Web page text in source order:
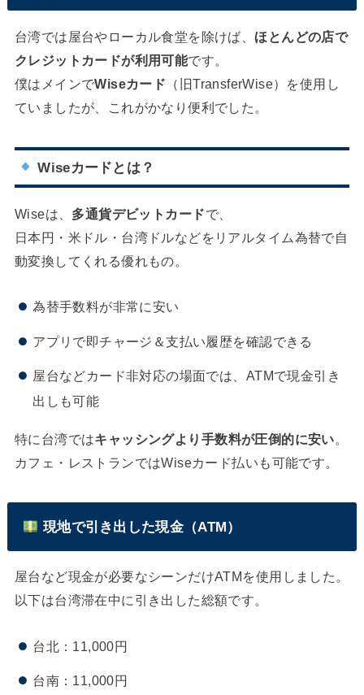
台湾では屋台やローカル食堂を除けば、 ほとんどの店で
クレジットカードが利用可能です。
僕はメインでWiseカード （旧TransferWise）を使用し
ていましたが、これがかなり便利でした。
Wiseカードとは？
Wiseは、 多通貨デビットカードで、
日本円・米ドル・台湾ドルなどをリアルタイム為替で自
動変換してくれる優れもの。
為替手数料が非常に安い
アプリで即チャージ＆支払い履歴を確認できる
屋台などカード非対応の場面では、ATMで現金引き
出しも可能
特に台湾ではキャッシングより手数料が圧倒的に安い。
カフェ・レストランではWiseカード払いも可能です。
現地で引き出した現金（ATM）
屋台など現金が必要なシーンだけATMを使用しました。
以下は台湾滞在中に引き出した総額です。
台北：11,000円
台南：11,000円